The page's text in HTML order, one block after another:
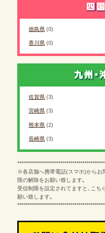
徳島県 (0)
香川県 (0)
佐賀県 (3)
宮崎県 (3)
熊本県 (2)
長崎県 (3)
※各店舗へ携帯電話(スマホ)からお
限の解除をお願い致します｡
受信制限を設定されてますと､こち
願い致します｡